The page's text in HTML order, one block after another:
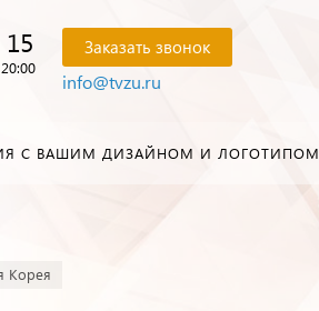
Заказать звонок
info@tvzu.ru
С ВАШИМ ДИЗАЙНОМ И ЛОГОТИПОМ
Корея